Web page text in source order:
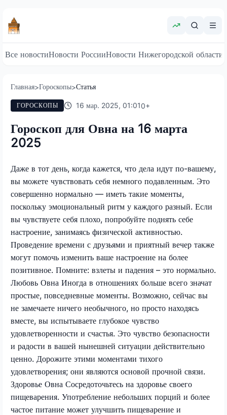
Все новостиНовости РоссииНовости Нижегородской области
Главная>Гороскопы>Статья
ГОРОСКОПЫ 16 мар. 2025, 01:010+
Гороскоп для Овна на 16 марта
2025
Даже в тот день, когда кажется, что дела идут по-вашему,
вы можете чувствовать себя немного подавленным. Это
совершенно нормально — иметь такие моменты,
поскольку эмоциональный ритм у каждого разный. Если
вы чувствуете себя плохо, попробуйте поднять себе
настроение, занимаясь физической активностью.
Проведение времени с друзьями и приятный вечер также
могут помочь изменить ваше настроение на более
позитивное. Помните: взлеты и падения – это нормально.
Любовь Овна Иногда в отношениях больше всего значат
простые, повседневные моменты. Возможно, сейчас вы
не замечаете ничего необычного, но просто находясь
вместе, вы испытываете глубокое чувство
удовлетворенности и счастья. Это чувство безопасности
и радости в вашей нынешней ситуации действительно
ценно. Дорожите этими моментами тихого
удовлетворения; они являются основой прочной связи.
Здоровье Овна Сосредоточьтесь на здоровье своего
пищеварения. Употребление небольших порций и более
частое питание может улучшить пищеварение и